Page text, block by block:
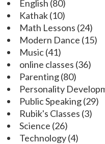
English (80)
Kathak(10)
Math Lessons (24)
Modern Dance (15)
Music(41)
online classes (36)
Parenting(80)
Personality
Public Speaking(29)
Rubik's Classes (3)
Science (26)
Technology(4)